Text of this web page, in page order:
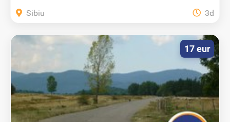
Sibiu 3d
17 eur